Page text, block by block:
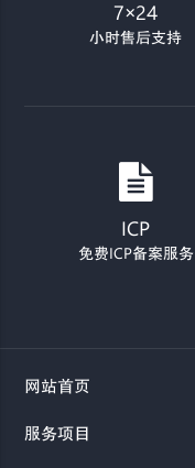
7×24
小时售后支持
ICP
免费ICP备案服务
网站首页
服务项目